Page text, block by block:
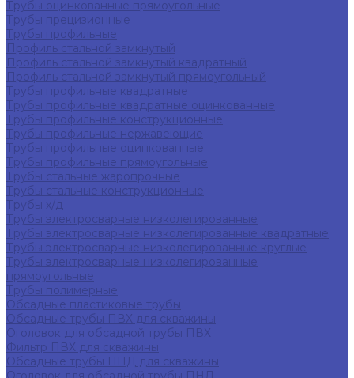
Трубы оцинкованные прямоугольные
Трубы прецизионные
Трубы профильные
Профиль стальной замкнутый
Профиль стальной замкнутый квадратный
Профиль стальной замкнутый прямоугольный
Трубы профильные квадратные
Трубы профильные квадратные оцинкованные
Трубы профильные конструкционные
Трубы профильные нержавеющие
Трубы профильные оцинкованные
Трубы профильные прямоугольные
Трубы стальные жаропрочные
Трубы стальные конструкционные
Трубы х/д
Трубы электросварные низколегированные
Трубы электросварные низколегированные квадратные
Трубы электросварные низколегированные круглые
Трубы электросварные низколегированные
прямоугольные
Трубы полимерные
Обсадные пластиковые трубы
Обсадные трубы ПВХ для скважины
Оголовок для обсадной трубы ПВХ
Фильтр ПВХ для скважины
Обсадные трубы ПНД для скважины